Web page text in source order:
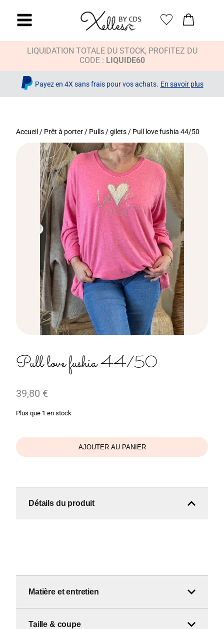
LIQUIDATION TOTALE DU STOCK, PROFITEZ DU
CODE : LIQUIDE60
Payez en 4X sans frais pour vos achats. En savoir plus
Accueil / Prêt à porter / Pulls / gilets / Pull love fushia 44/50
Pull love fushia 44/50
39,80 €
Plus que 1 en stock
AJOUTER AU PANIER
Détails du produit
Matière et entretien
Taille & coupe